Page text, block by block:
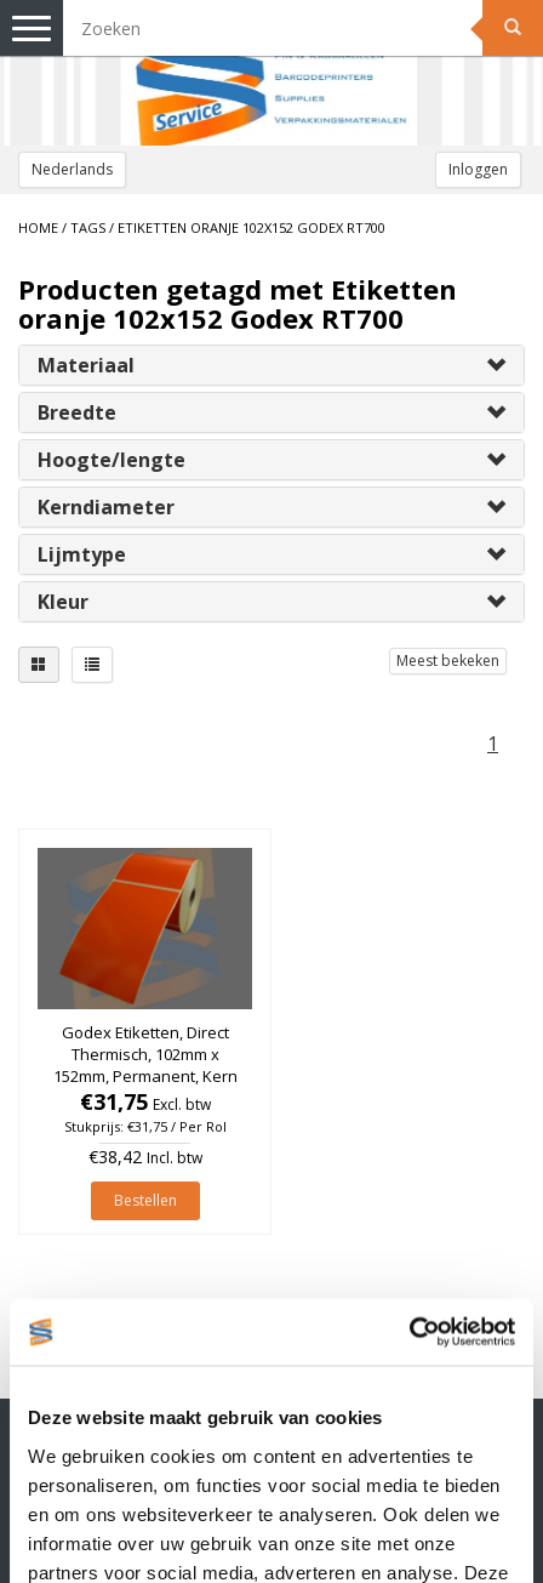
Deze website maakt gebruik van cookies
We gebruiken cookies om content en advertenties te
personaliseren, om functies voor social media te bieden
en om ons websiteverkeer te analyseren. Ook delen we
informatie over uw gebruik van onze site met onze
partners voor social media, adverteren en analyse. Deze
Nederlands Inloggen
Toggle
navigation
HOME / TAGS / ETIKETTEN ORANJE 102X152 GODEX RT700
Producten getagd met Etiketten
oranje 102x152 Godex RT700
Materiaal
Breedte
Hoogte/lengte
Kerndiameter
Lijmtype
Kleur
Meest bekeken
1
Godex Etiketten, Direct
Thermisch, 102mm x
152mm, Permanent, Kern
25mm, Oranje, rol à 475
stuks
€31,75 Excl. btw
Stukprijs: €31,75 / Per Rol
€38,42 Incl. btw
Bestellen
1
Contactgegevens
Supply Service B.V.
Nijverheidsstraat 25-K
3861 RJ Nijkerk
info@supplyservice.nl
+31 33 468 13 42